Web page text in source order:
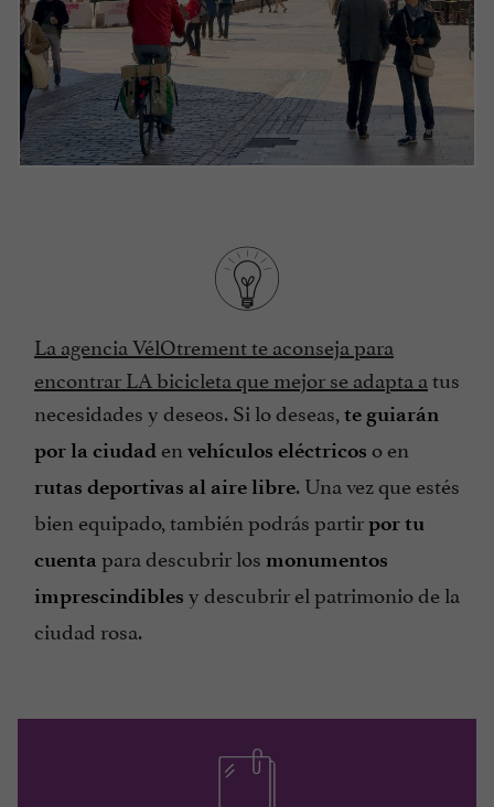
La agencia VélOtrement te aconseja para
encontrar LA bicicleta que mejor se adapta atus
necesidades y deseos. Si lo deseas, te guiarán
por la ciudad en vehículos eléctricos o en
rutas deportivas al aire libre. Una vez que estés
bien equipado, también podrás partirpor tu
cuenta para descubrir los monumentos
imprescindibles y descubrir el patrimonio de la
ciudad rosa.